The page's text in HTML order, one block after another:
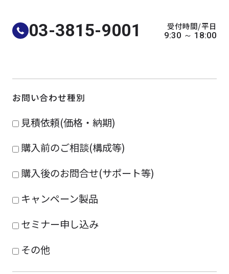
よくある質問
採用情報
03-3815-9001 受付時間/平日
9:30 ～ 18:00
お問い合わせ種別
見積依頼(価格・納期)
購入前のご相談(構成等)
購入後のお問合せ(サポート等)
キャンペーン製品
セミナー申し込み
その他